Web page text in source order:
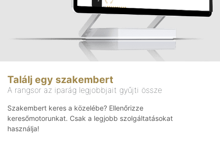
Találj egy szakembert
A rangsor az iparág legjobbjait gyűjti össze
Szakembert keres a közelébe? Ellenőrizze
keresőmotorunkat. Csak a legjobb szolgáltatásokat
használja!